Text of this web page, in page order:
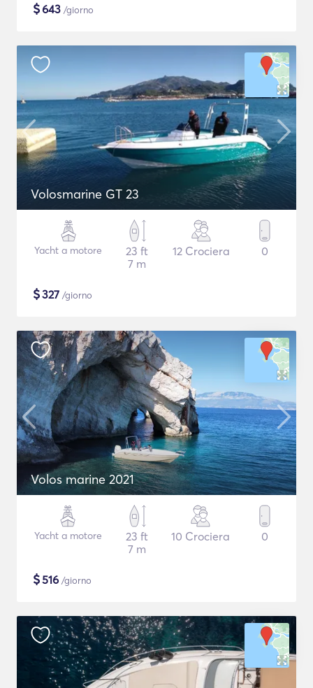
$643 /giorno
Volosmarine GT 23
Yacht a motore
23 ft
7 m
12 Crociera 0
$327 /giorno
Volos marine 2021
Yacht a motore
23 ft
7 m
10 Crociera 0
$516 /giorno